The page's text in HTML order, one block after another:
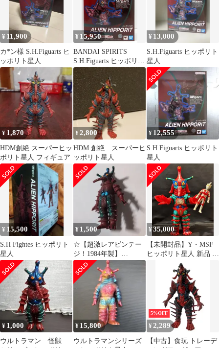
¥ 11,900
カ*ン様 S.H.Figuarts ヒ
ッポリト星人
¥ 15,950
BANDAI SPIRITS
S.H.Figuarts ヒッポリト
星人
¥ 13,000
S.H.Figuarts ヒッポリト
星人
¥ 1,870
HDM創絶 スーパーヒッ
ポリト星人 フィギュア
¥2,800
HDM 創絶 スーパーヒ
ッポリト星人
¥ 12,555
S.H.Figuarts ヒッポリト
星人
¥ 15,500
S.H Fightes ヒッポリト
星人
¥ 1,500
☆【超激レアビンテー
ジ！1984年製】
BANDAI ヒッポリト星
人 フィギュア
¥35,000
【未開封品】Y・MSF
ヒッポリト星人 新品 ソ
フビ さくらトイズ
¥ 1,000
ウルトラマン 怪獣
¥ 15,800
ウルトラマンシリーズ
5%OFF
¥2,289
【中古】食玩 トレーデ